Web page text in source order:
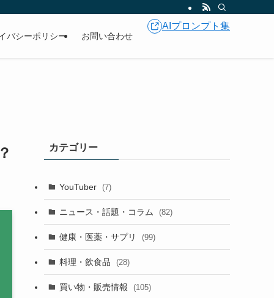
バシーポリシー お問い合わせ
AIプロンプト集
カテゴリー
YouTuber (7)
ニュース・話題・コラム (82)
健康・医薬・サプリ (99)
料理・飲食品 (28)
買い物・販売情報 (105)